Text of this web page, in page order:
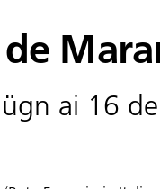
ai 16 de